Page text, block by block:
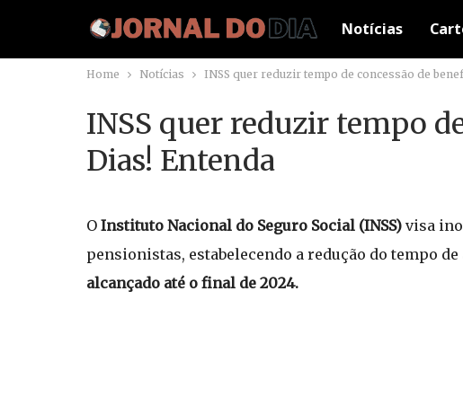
Notícias
Home Notícias INSS quer reduzir tempo de concessão de
INSS quer reduzir tempo
Dias! Entenda
O Instituto Nacional do Seguro Social (INSS) visa
pensionistas, estabelecendo a redução do tempo
alcançado até o final de 2024.